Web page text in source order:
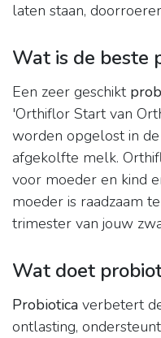
laten staan,
Wat is de beste
Een zeer geschikt
'Orthiflor Start van
worden opgelost in
afgekolfte melk.
voor moeder en kind
moeder is raadzaam
trimester van jouw
Wat doet
Probiotica verbetert
ontlasting,